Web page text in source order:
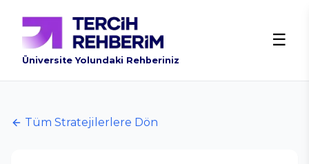
Üniversite Yolundaki Rehberiniz
☰
Tüm Stratejilerlere Dön